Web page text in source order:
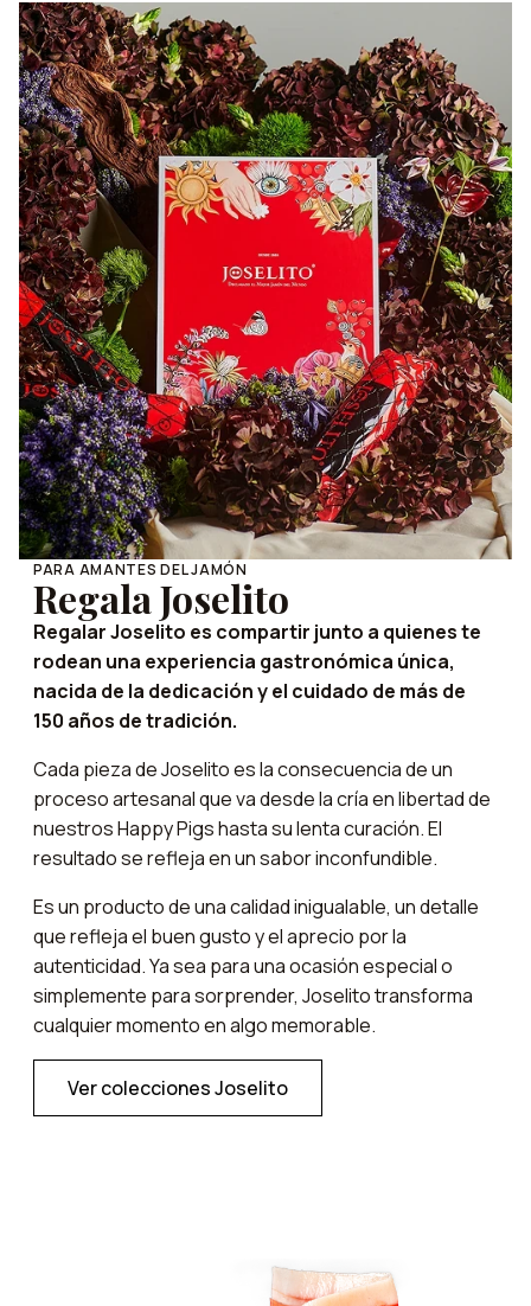
PARA AMANTES DEL JAMÓN
Regala Joselito
Regalar Joselito es compartir junto a quienes te
rodean una experiencia gastronómica única,
nacida de la dedicación y el cuidado de más de
150 años de tradición.
Cada pieza de Joselito es la consecuencia de un
proceso artesanal que va desde la cría en libertad de
nuestros Happy Pigs hasta su lenta curación. El
resultado se refleja en un sabor inconfundible.
Es un producto de una calidad inigualable, un detalle
que refleja el buen gusto y el aprecio por la
autenticidad. Ya sea para una ocasión especial o
simplemente para sorprender, Joselito transforma
cualquier momento en algo memorable.
Ver colecciones Joselito